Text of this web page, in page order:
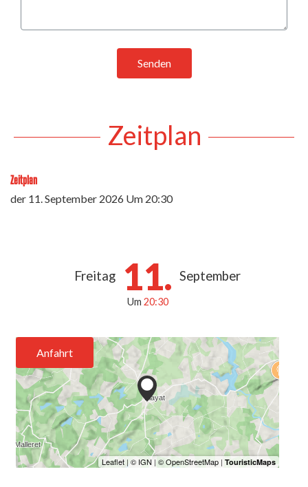
Senden
Zeitplan
Zeitplan
der 11. September 2026 Um 20:30
Freitag 11. September
Um 20:30
Anfahrt